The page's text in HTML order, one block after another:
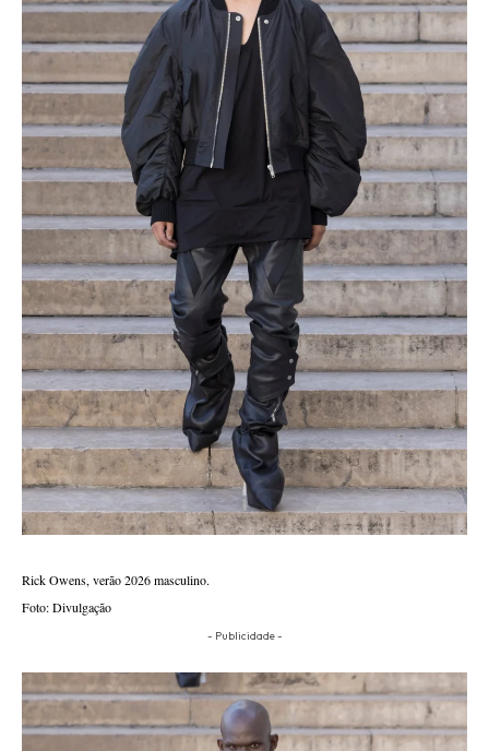
Rick Owens, verão 2026 masculino.
Foto: Divulgação
- Publicidade -